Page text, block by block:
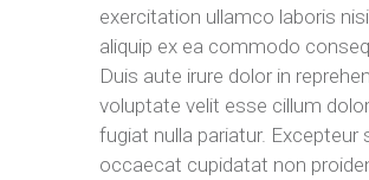
exercitation ullamco laboris
aliquip ex ea commodo
Duis aute irure dolor in
voluptate velit esse cillum
fugiat nulla pariatur. Excepteur
occaecat cupidatat non